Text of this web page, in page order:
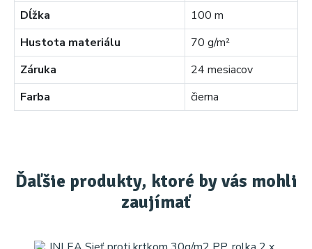
Dĺžka
100 m
Hustota materiálu
70 g/m²
Záruka
24 mesiacov
Farba
čierna
Ďaľšie produkty, ktoré by vás mohli
zaujímať